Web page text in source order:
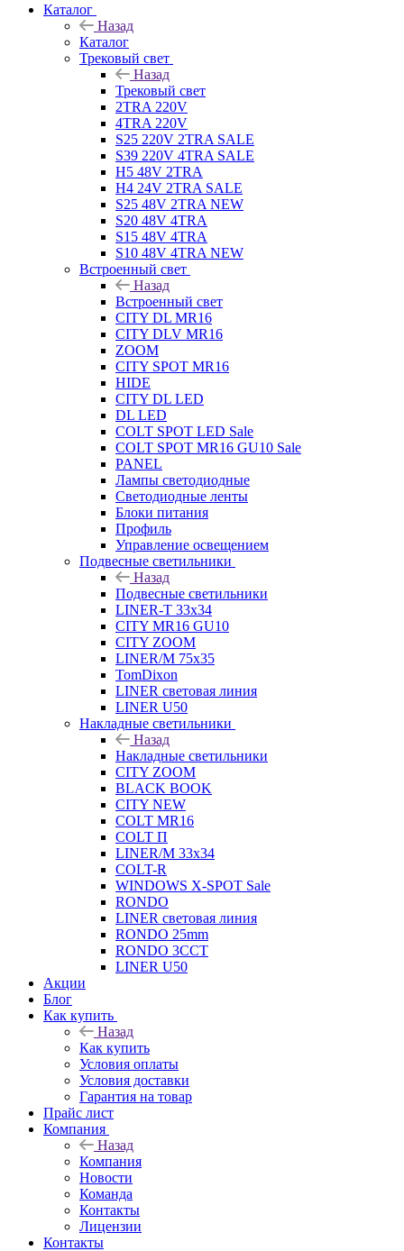
Каталог
Назад
Каталог
Трековый свет
Назад
Трековый свет
2TRA 220V
4TRA 220V
S25 220V 2TRA SALE
S39 220V 4TRA SALE
H5 48V 2TRA
H4 24V 2TRA SALE
S25 48V 2TRA NEW
S20 48V 4TRA
S15 48V 4TRA
S10 48V 4TRA NEW
Встроенный свет
Назад
Встроенный свет
CITY DL MR16
CITY DLV MR16
ZOOM
CITY SPOT MR16
HIDE
CITY DL LED
DL LED
COLT SPOT LED Sale
COLT SPOT MR16 GU10 Sale
PANEL
Лампы светодиодные
Светодиодные ленты
Блоки питания
Профиль
Управление освещением
Подвесные светильники
Назад
Подвесные светильники
LINER-T 33x34
CITY MR16 GU10
CITY ZOOM
LINER/M 75х35
TomDixon
LINER световая линия
LINER U50
Накладные светильники
Назад
Накладные светильники
CITY ZOOM
BLACK BOOK
CITY NEW
COLT MR16
COLT П
LINER/М 33х34
COLT-R
WINDOWS X-SPOT Sale
RONDO
LINER световая линия
RONDO 25mm
RONDO 3CCT
LINER U50
Акции
Блог
Как купить
Назад
Как купить
Условия оплаты
Условия доставки
Гарантия на товар
Прайс лист
Компания
Назад
Компания
Новости
Команда
Контакты
Лицензии
Контакты